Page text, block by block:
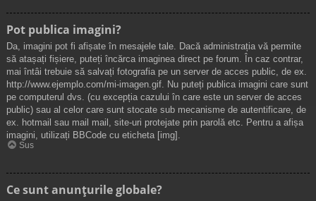
Pot publica imagini?
Da, imagini pot fi afișate în mesajele tale. Dacă administrația vă permite
să atașați fișiere, puteți încărca imaginea direct pe forum. În caz contrar,
mai întâi trebuie să salvați fotografia pe un server de acces public, de ex.
http://www.ejemplo.com/mi-imagen.gif. Nu puteți publica imagini care sunt
pe computerul dvs. (cu excepția cazului în care este un server de acces
public) sau al celor care sunt stocate sub mecanisme de autentificare, de
ex. hotmail sau mail mail, site-uri protejate prin parolă etc. Pentru a afișa
imagini, utilizați BBCode cu eticheta [img].
Sus
Ce sunt anunţurile globale?